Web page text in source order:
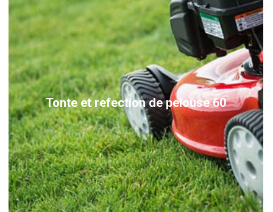
Tonte et refection de pelouse 60